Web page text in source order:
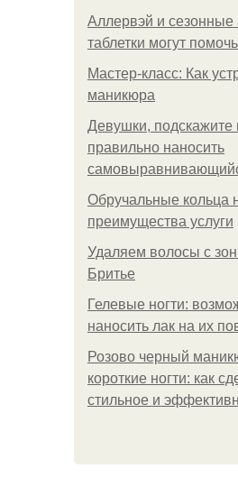
Аллервэй и сезонные
таблетки могут помочь
Мастер-класс: Как
маникюра
Девушки, подскажите
правильно наносить
Обручальные кольца
преимущества услуги
Удаляем волосы с
Бритье
Гелевые ногти:
наносить лак на их
Розово черный
короткие ногти: как
стильное и